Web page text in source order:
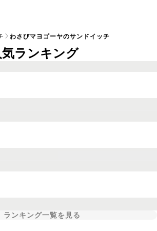
わさびマヨゴーヤのサンドイッチ
ランキング
ランキング一覧を見る